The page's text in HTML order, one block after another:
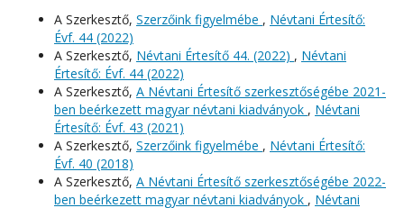
A Szerkesztő, Szerzőink figyelmébe , Névtani Értesítő:
Évf. 44 (2022)
A Szerkesztő, Névtani Értesítő 44. (2022) , Névtani
Értesítő: Évf. 44 (2022)
A Szerkesztő, A Névtani Értesítő szerkesztőségébe 2021-
ben beérkezett magyar névtani kiadványok , Névtani
Értesítő: Évf. 43 (2021)
A Szerkesztő, Szerzőink figyelmébe , Névtani Értesítő:
Évf. 40 (2018)
A Szerkesztő, A Névtani Értesítő szerkesztőségébe 2022-
ben beérkezett magyar névtani kiadványok , Névtani